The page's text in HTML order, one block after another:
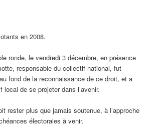
en 2008.
ronde, le vendredi 3 décembre, en présence
responsable du collectif national, fut
fond de la reconnaissance de ce droit, et a
local de se projeter dans l’avenir.
rester plus que jamais soutenue, à l’approche
électorales à venir.